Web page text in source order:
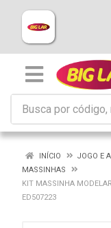
INÍCIO
JOGO E
MASSINHAS
KIT MASSINHA
ED507223